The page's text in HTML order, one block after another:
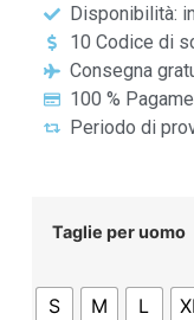
Disponibilità:
10 Codice di
Consegna
100 %
Periodo di
Taglie per uomo
S M L